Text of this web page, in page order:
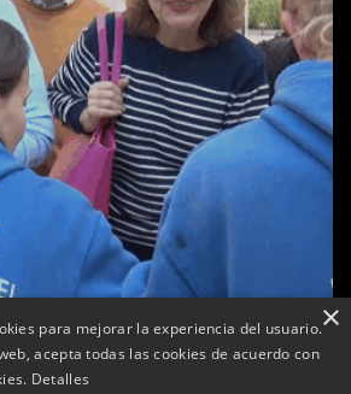
la 25a Fira del Medi Ambient
×
para mejorar la experiencia del usuario.
acepta todas las cookies de acuerdo con
Detalles